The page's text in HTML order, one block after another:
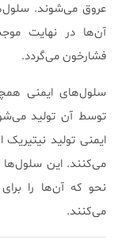
عروق می‌شوند.
آن‌ها در نهایت
فشارخون می‌گردد.
سلول‌های ایمنی
توسط آن تولید
ایمنی تولید
می‌کنند. این سلول‌ها
نحو که آن‌ها را
می‌کنند.